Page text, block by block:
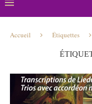
Accueil Étiquettes